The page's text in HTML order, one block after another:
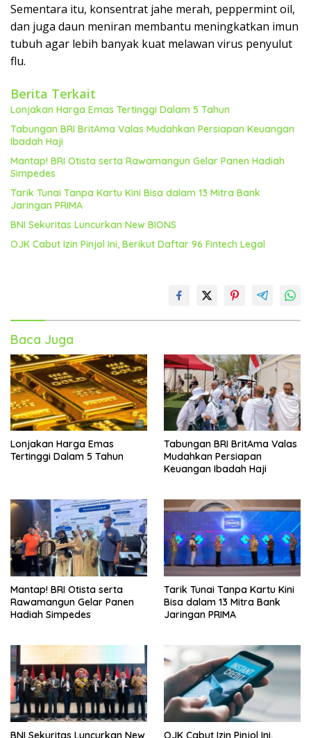
Sementara itu, konsentrat jahe merah, peppermint oil,
dan juga daun meniran membantu meningkatkan imun
tubuh agar lebih banyak kuat melawan virus penyulut
flu.
Berita Terkait
Lonjakan Harga Emas Tertinggi Dalam 5 Tahun
Tabungan BRI BritAma Valas Mudahkan Persiapan Keuangan
Ibadah Haji
Mantap! BRI Otista serta Rawamangun Gelar Panen Hadiah
Simpedes
Tarik Tunai Tanpa Kartu Kini Bisa dalam 13 Mitra Bank
Jaringan PRIMA
BNI Sekuritas Luncurkan New BIONS
OJK Cabut Izin Pinjol Ini, Berikut Daftar 96 Fintech Legal
Baca Juga
Lonjakan Harga Emas
Tertinggi Dalam 5 Tahun
Tabungan BRI BritAma Valas
Mudahkan Persiapan
Keuangan Ibadah Haji
Mantap! BRI Otista serta
Rawamangun Gelar Panen
Hadiah Simpedes
Tarik Tunai Tanpa Kartu Kini
Bisa dalam 13 Mitra Bank
Jaringan PRIMA
BNI Sekuritas Luncurkan New OJK Cabut Izin Pinjol Ini,